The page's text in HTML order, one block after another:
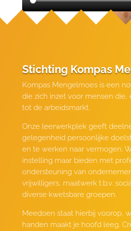
Stichting Kompas
Kompas Mengelmoes is een
die zich inzet voor mensen die,
tot de arbeidsmarkt.
Onze leerwerkplek geeft
gelegenheid persoonlijke
en te werken naar vermogen.
instelling maar bieden met
ondersteuning van
vrijwilligers, maatwerk t.b.v.
diverse kwetsbare groepen.
Meedoen staat hierbij voorop,
handen maakt je hoofd leeg.